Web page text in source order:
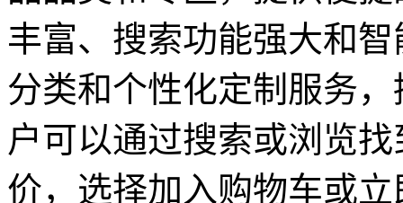
丰富、搜索功能强大和
分类和个性化定制服务
户可以通过搜索或浏览
价，选择加入购物车或